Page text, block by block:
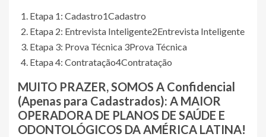
Etapa 1: Cadastro1Cadastro
Etapa 2: Entrevista Inteligente2Entrevista Inteligente
Etapa 3: Prova Técnica 3Prova Técnica
Etapa 4: Contratação4Contratação
MUITO PRAZER, SOMOS A Confidencial
(Apenas para Cadastrados): A MAIOR
OPERADORA DE PLANOS DE SAÚDE E
ODONTOLÓGICOS DA AMÉRICA LATINA!